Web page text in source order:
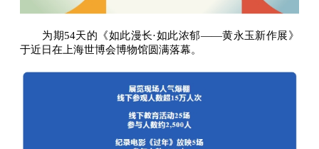
为期54天的《如此漫长·如此浓郁——黄永玉新作展》
于近日在上海世博会博物馆圆满落幕。